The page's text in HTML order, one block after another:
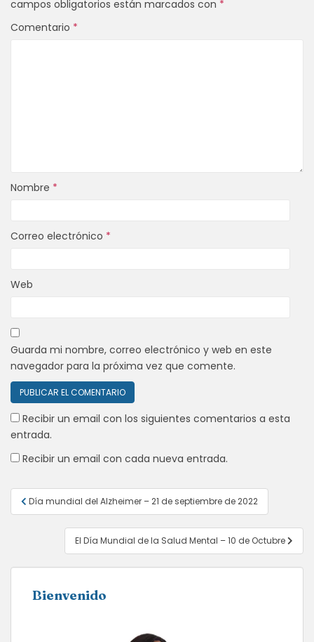
campos obligatorios están marcados con *
Comentario *
Nombre *
Correo electrónico *
Web
Guarda mi nombre, correo electrónico y web en este
navegador para la próxima vez que comente.
Recibir un email con los siguientes comentarios a esta
entrada.
Recibir un email con cada nueva entrada.
Navegación
de
entradas
Día mundial del Alzheimer – 21 de septiembre de 2022
El Día Mundial de la Salud Mental – 10 de Octubre
Bienvenido